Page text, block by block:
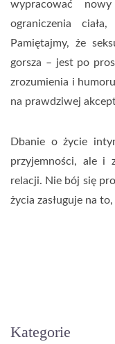
wypracować
ograniczenia
Pamiętajmy, że
gorsza – jest po
zrozumienia i
na prawdziwej
Dbanie o życie
przyjemności, ale i
relacji. Nie bój się
życia zasługuje na
Kategorie